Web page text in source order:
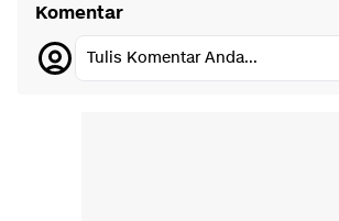
Komentar
Tulis Komentar Anda...